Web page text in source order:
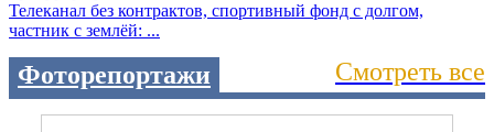
Телеканал без контрактов, спортивный фонд с долгом,
частник с землёй: ...
Фоторепортажи Смотреть все